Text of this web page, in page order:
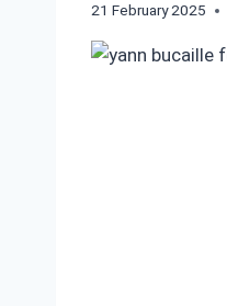
21 February 2025